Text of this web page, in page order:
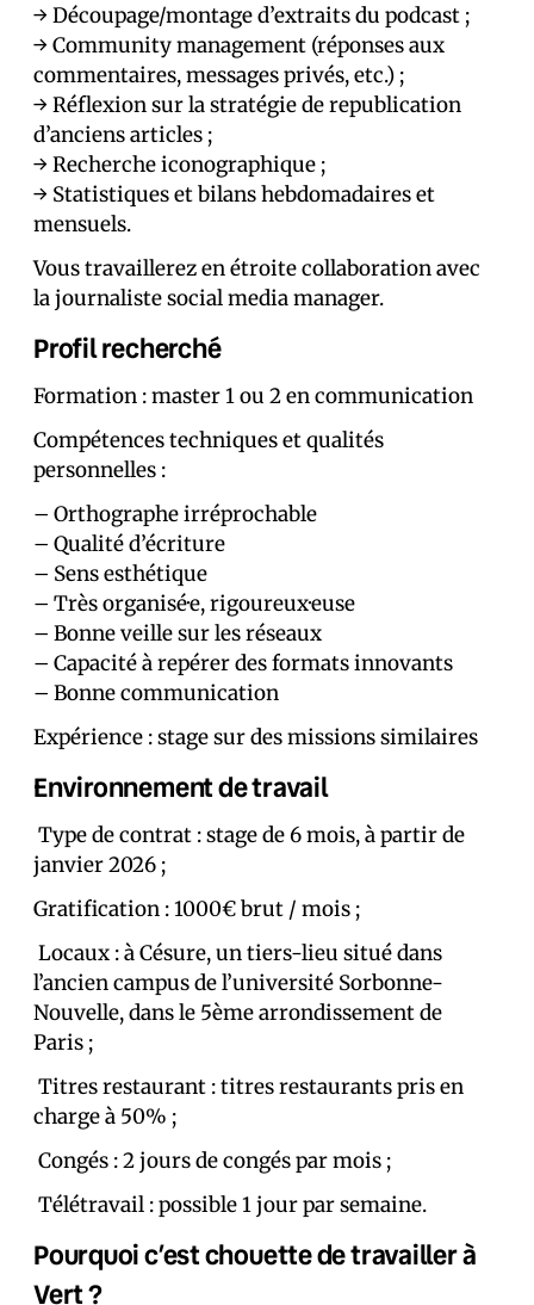
→ Découpage/montage d’extraits du podcast ;
→ Community management (réponses aux
commentaires, messages privés, etc.) ;
→ Réflexion sur la stratégie de republication
d’anciens articles ;
→ Recherche iconographique ;
→ Statistiques et bilans hebdomadaires et
mensuels.
Vous travaillerez en étroite collaboration avec
la journaliste social media manager.
Profil recherché
Formation : master 1 ou 2 en communication
Compétences techniques et qualités
personnelles :
– Orthographe irréprochable
– Qualité d’écriture
– Sens esthétique
– Très organisé·e, rigoureux·euse
– Bonne veille sur les réseaux
– Capacité à repérer des formats innovants
– Bonne communication
Expérience : stage sur des missions similaires
Environnement de travail
Type de contrat : stage de 6 mois, à partir de
janvier 2026 ;
Gratification : 1000€ brut / mois ;
Locaux : à Césure, un tiers-lieu situé dans
l’ancien campus de l’université Sorbonne-
Nouvelle, dans le 5ème arrondissement de
Paris ;
Titres restaurant : titres restaurants pris en
charge à 50% ;
Congés : 2 jours de congés par mois ;
Télétravail : possible 1 jour par semaine.
Pourquoi c’est chouette de travailler à
Vert ?